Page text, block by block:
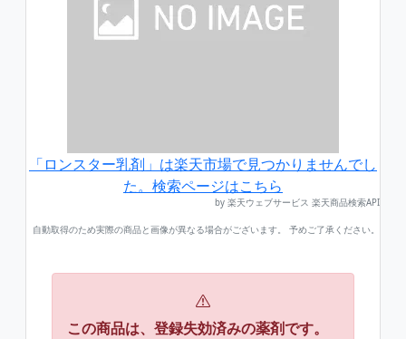
「ロンスター乳剤」は楽天市場で見つかりませんでし
た。検索ページはこちら
by 楽天ウェブサービス 楽天商品検索API
自動取得のため実際の商品と画像が異なる場合がございます。 予めご了承ください。
この商品は、登録失効済みの薬剤です。